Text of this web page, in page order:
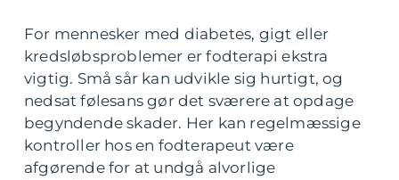
For mennesker med diabetes, gigt eller
kredsløbsproblemer er fodterapi ekstra
vigtig. Små sår kan udvikle sig hurtigt, og
nedsat følesans gør det sværere at opdage
begyndende skader. Her kan regelmæssige
kontroller hos en fodterapeut være
afgørende for at undgå alvorlige